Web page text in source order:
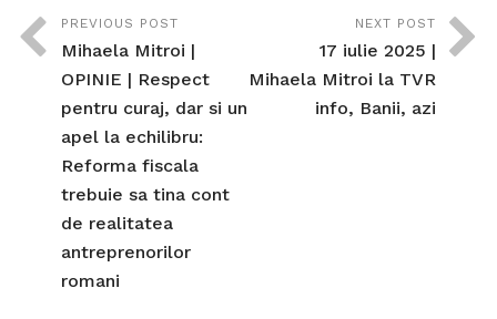
PREVIOUS POST
Mihaela Mitroi |
OPINIE | Respect
pentru curaj, dar si un
apel la echilibru:
Reforma fiscala
trebuie sa tina cont
de realitatea
antreprenorilor
romani
NEXT POST
17 iulie 2025 |
Mihaela Mitroi la TVR
info, Banii, azi